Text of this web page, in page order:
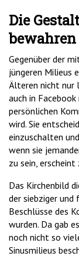
Die
bewahren
Gegenüber der
jüngeren Milieus
Älteren nicht nur
auch in
persönlichen
wird. Sie
einzuschalten
wenn sie
zu sein,
Das Kirchenbild
der siebziger
Beschlüsse des
wurden. Da gab
noch nicht so
Sinusmilieus